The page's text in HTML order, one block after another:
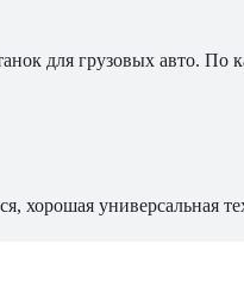
для грузовых авто. По
хорошая универсальная